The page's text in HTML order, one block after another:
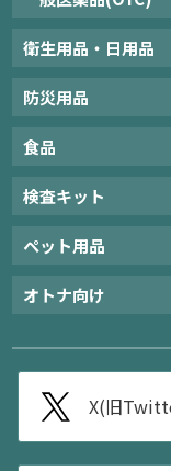
衛生用品・日用品
防災用品
食品
検査キット
ペット用品
オトナ向け
X(旧